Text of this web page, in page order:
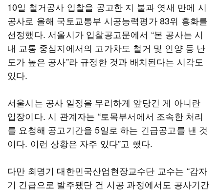
10일 철거공사 입찰을 공고한 지 불과 엿새 만에 시
공사로 올해 국토교통부 시공능력평가 83위 흥화를
선정했다. 서울시가 입찰공고문에서 “본 공사는 시
내 교통 중심지에서의 고가차도 철거 및 인양 등 난
도가 높은 공사”라 규정한 것과 배치된다는 시각도
있다.
서울시는 공사 일정을 무리하게 앞당긴 게 아니란
입장이다. 시 관계자는 “토목부서에서 조속한 처리
를 요청해 공고기간을 5일로 하는 긴급공고를 낸 것
이다. 이런 상황은 자주 있다”고 했다.
다만 최명기 대한민국산업현장교수단 교수는 “갑자
기 긴급으로 발주됐단 건 시공 과정에서도 공사기간